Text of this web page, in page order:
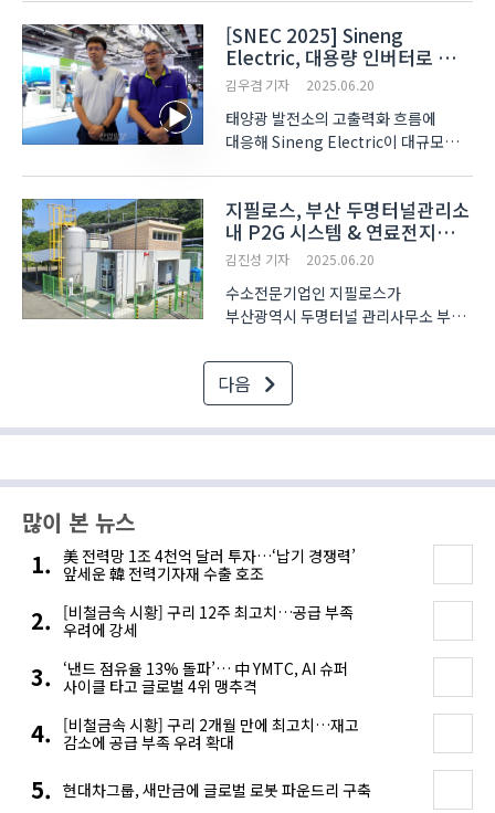
Type Certification)을 국토교통부에
공식 신청 완료했다. 브이스페이스는
Lift+Cruise 방식의 전기 수직이착륙 ..
[SNEC 2025] Sineng
Electric, 대용량 인버터로 한국
·동남아 공략 강화
김우겸 기자 2025.06.20
태양광 발전소의 고출력화 흐름에
대응해 Sineng Electric이 대규모
본격화하고 있다. Sineng Electric은
6월 11일부터 13일까지 중국
상하이에서 열린 ‘SNEC PV+ 20..
지필로스, 부산 두명터널관리소
내 P2G 시스템 & 연료전지
발전 시스템 구축
김진성 기자 2025.06.20
수소전문기업인 지필로스가
부산광역시 두명터널 관리사무소 부지
시스템, 연료전지 발전 시스템을 구축,
야간 시간대 터널 내에 전기를 공급하는
섹터커플링(P2X) 기술을 선보면서
‘그린수소 전주기 시스템’..
다음
많이 본 뉴스
美 전력망 1조 4천억 달러 투자…‘납기 경쟁력’
앞세운 韓 전력기자재 수출 호조
[비철금속 시황] 구리 12주 최고치…공급 부족
우려에 강세
‘낸드 점유율 13% 돌파’… 中 YMTC, AI 슈퍼
사이클 타고 글로벌 4위 맹추격
[비철금속 시황] 구리 2개월 만에 최고치…재고
감소에 공급 부족 우려 확대
현대차그룹, 새만금에 글로벌 로봇 파운드리 구축